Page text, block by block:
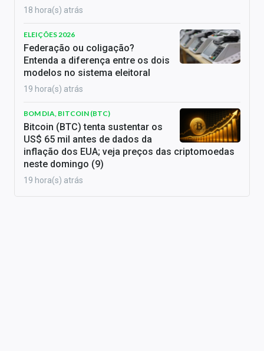
18 hora(s) atrás
ELEIÇÕES 2026
Federação ou coligação?
Entenda a diferença entre os dois
modelos no sistema eleitoral
19 hora(s) atrás
BOM DIA, BITCOIN (BTC)
Bitcoin (BTC) tenta sustentar os
US$ 65 mil antes de dados da
inflação dos EUA; veja preços das criptomoedas
neste domingo (9)
19 hora(s) atrás